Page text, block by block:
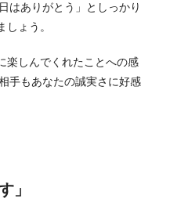
はありがとう」としっかり
ょう。
楽しんでくれたことへの感
手もあなたの誠実さに好感
」